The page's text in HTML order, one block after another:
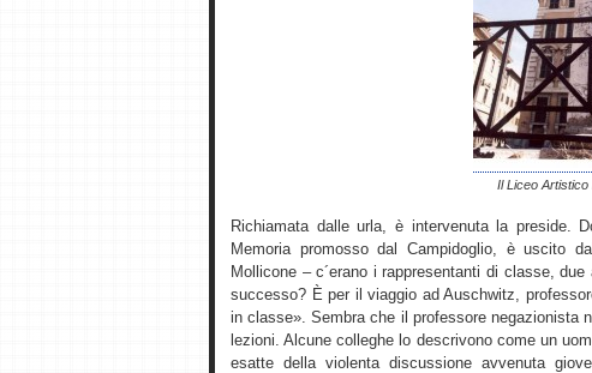
Il Liceo Artistico
Richiamata dalle urla, è intervenuta la preside.
Memoria promosso dal Campidoglio, è uscito
Mollicone – c´erano i rappresentanti di classe,
successo? È per il viaggio ad Auschwitz,
in classe». Sembra che il professore negazionista
lezioni. Alcune colleghe lo descrivono come un
esatte della violenta discussione avvenuta